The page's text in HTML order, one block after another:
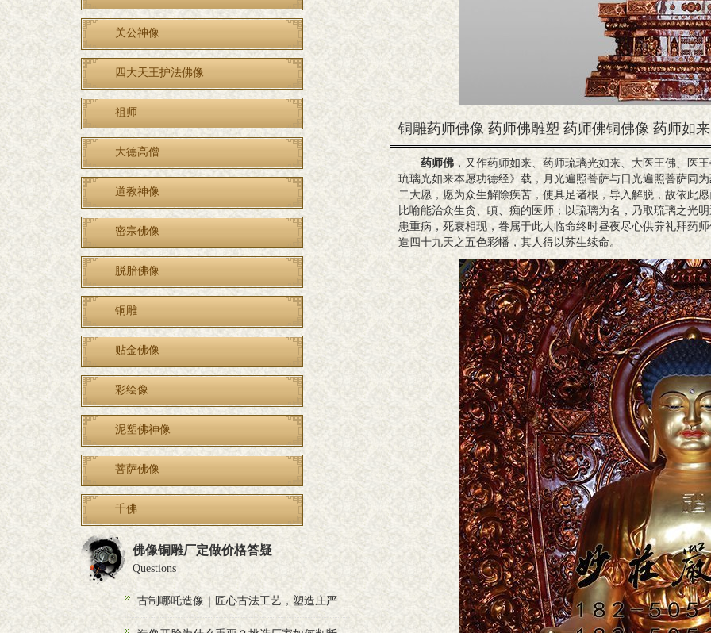
关公神像
四大天王护法佛像
祖师
大德高僧
道教神像
密宗佛像
脱胎佛像
铜雕
贴金佛像
彩绘像
泥塑佛神像
菩萨佛像
千佛
佛像铜雕厂定做价格答疑
Questions
古制哪吒造像｜匠心古法工艺，塑造庄严 ...
铜雕药师佛像 药师佛雕塑 药师佛铜佛像 药师如
药师佛 ，又作药师如来、药师琉璃光如来、大医王佛、医
琉璃光如来本愿功德经》载，月光遍照菩萨与日光遍照菩萨同为
二大愿，愿为众生解除疾苦，使具足诸根，导入解脱，故依此
比喻能治众生贪、瞋、痴的医师；以琉璃为名，乃取琉璃之光
患重病，死衰相现，眷属于此人临命终时昼夜尽心供养礼拜药
造四十九天之五色彩幡，其人得以苏生续命。